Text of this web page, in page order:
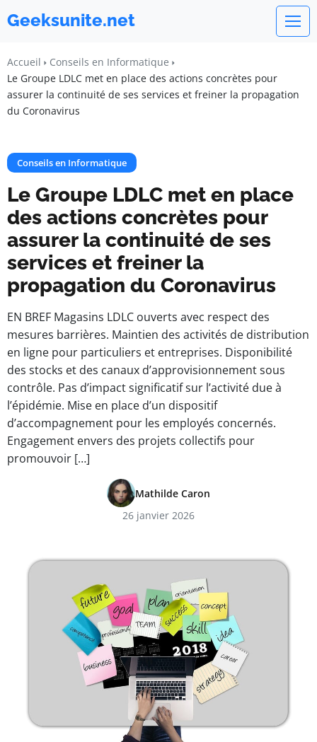
Geeksunite.net
Accueil
Conseils en Informatique
Le Groupe LDLC met en place des actions concrètes pour
assurer la continuité de ses services et freiner la propagation
du Coronavirus
Conseils en Informatique
Le Groupe LDLC met en place
des actions concrètes pour
assurer la continuité de ses
services et freiner la
propagation du Coronavirus
EN BREF Magasins LDLC ouverts avec respect des
mesures barrières. Maintien des activités de distribution
en ligne pour particuliers et entreprises. Disponibilité
des stocks et des canaux d’approvisionnement sous
contrôle. Pas d’impact significatif sur l’activité due à
l’épidémie. Mise en place d’un dispositif
d’accompagnement pour les employés concernés.
Engagement envers des projets collectifs pour
promouvoir […]
Mathilde Caron
26 janvier 2026